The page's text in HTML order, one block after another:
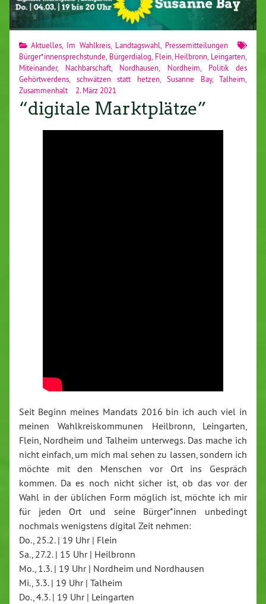
Aktuelles Im Wahlkreis, Landtagswahl
Pressemitteilungen
Bürger*innensprechstunde Bürgerdialog Flein, Heilbronn Leingarten
Miteinander, Nachbarschaft Nordhausen Nordheim
Politik des
Gehörtwerdens
schwätzen statt hetzen, Susanne Bay, Talheim
Zusammenhalt
2. März 2021
“digitale Marktplätze”
Seit Beginn meines Mandats 2016 bin ich auch viel in
meinen Wahlkreiskommunen Heilbronn, Leingarten,
Flein, Nordheim und Talheim unterwegs. Das mache ich
nicht einfach, um mich mal sehen zu lassen, sondern ich
möchte mit den Menschen vor Ort ins Gespräch
kommen. Da es noch nicht sicher ist, ob das vor der
Wahl in der üblichen Form möglich ist, möchte ich mir
für jeden Ort und seine Bürger*innen unbedingt
nochmals wenigstens digital Zeit nehmen:
Do., 25.2. | 19 Uhr | Flein
Sa., 27.2. | 15 Uhr | Heilbronn
Mo., 1.3. | 19 Uhr | Nordheim und Nordhausen
Mi., 3.3. | 19 Uhr | Talheim
Do., 4.3. | 19 Uhr | Leingarten